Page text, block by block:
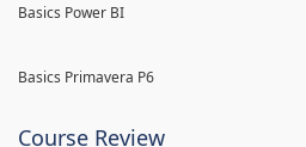
Basics Power BI
Basics Primavera P6
Course Review